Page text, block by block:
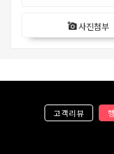
add_a_photo사진첨부
고객리뷰